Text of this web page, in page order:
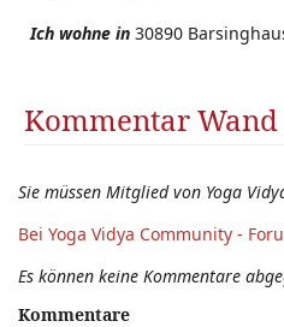
Ich wohne in 30890
Kommentar Wand
Sie müssen Mitglied von Yoga
Bei Yoga Vidya Community -
Es können keine Kommentare
Kommentare